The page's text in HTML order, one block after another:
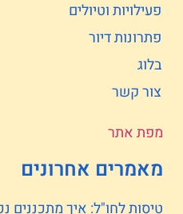
פעילויות וטיולים
פתרונות דיור
בלוג
צור קשר
מפת אתר
מאמרים אחרונים
טיסות לחו"ל: איך מתכננים